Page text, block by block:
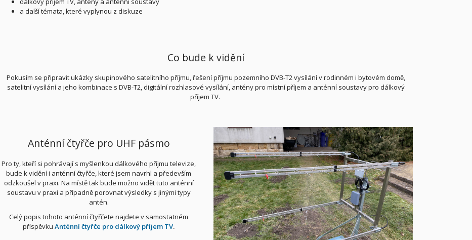
a další témata, které vyplynou z diskuze
Co bude k vidění
Pokusím se připravit ukázky skupinového satelitního příjmu, řešení příjmu pozemního DVB-T2 vysílání v rodinném i bytovém domě,
satelitní vysílání a jeho kombinace s DVB-T2, digitální rozhlasové vysílání, antény pro místní příjem a anténní soustavy pro dálkový
příjem TV.
Anténní čtyřče pro UHF pásmo
Pro ty, kteří si pohrávají s myšlenkou dálkového příjmu televize,
bude k vidění i anténní čtyřče, které jsem navrhl a především
odzkoušel v praxi. Na místě tak bude možno vidět tuto anténní
soustavu v praxi a případně porovnat výsledky s jinými typy
antén.
Celý popis tohoto anténní čtyřčete najdete v samostatném
příspěvkuAnténní čtyřče pro dálkový příjem TV.